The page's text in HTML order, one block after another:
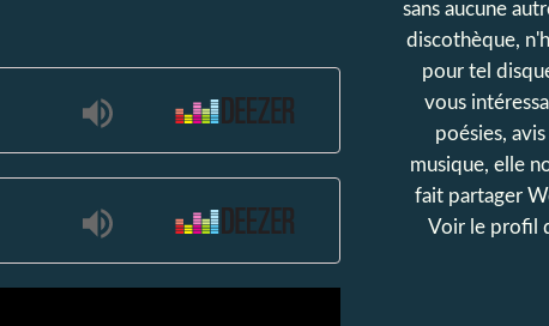
sans aucune
discothèque,
pour tel
vous
poésies,
musique, elle
fait partager
Voir le profil